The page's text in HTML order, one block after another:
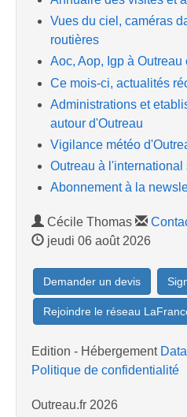
Vues du ciel, caméras
routières
Aoc, Aop, Igp à Outreau
Ce mois-ci, actualités
Administrations et
autour d'Outreau
Vigilance météo
Outreau à l'international
Abonnement à la
Cécile Thomas
jeudi 06 août 2026
Demander un devis
Rejoindre le réseau
Edition - Hébergement
Politique de confidentialité
Outreau.fr 2026